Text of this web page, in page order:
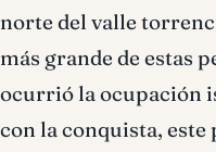
norte del valle
más grande de estas
ocurrió la ocupación
con la conquista, este